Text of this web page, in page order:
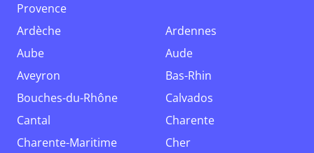
Provence
Ardèche
Ardennes
Aube
Aude
Aveyron
Bas-Rhin
Bouches-du-Rhône
Calvados
Cantal
Charente
Charente-Maritime
Cher